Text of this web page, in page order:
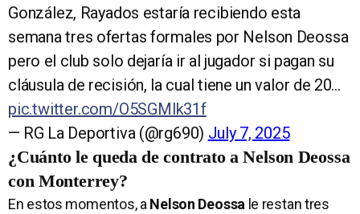
González, Rayados estaría recibiendo esta
semana tres ofertas formales por Nelson Deossa
pero el club solo dejaría ir al jugador si pagan su
cláusula de recisión, la cual tiene un valor de 20…
pic.twitter.com/O5SGMlk31f
— RG La Deportiva (@rg690) July 7, 2025
¿Cuánto le queda de contrato a Nelson Deossa
con Monterrey?
En estos momentos, aNelson Deossa le restan tres